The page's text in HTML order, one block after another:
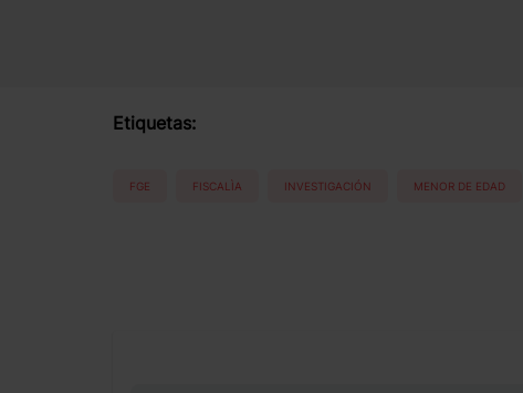
Etiquetas:
FGE FISCALÌA INVESTIGACIÓN MENOR DE EDAD